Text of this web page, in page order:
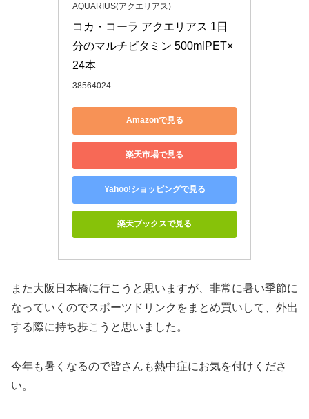
AQUARIUS(アクエリアス)
コカ・コーラ アクエリアス 1日
分のマルチビタミン 500mlPET×
24本
38564024
Amazonで見る
楽天市場で見る
Yahoo!ショッピングで見る
楽天ブックスで見る
また大阪日本橋に行こうと思いますが、非常に暑い季節に
なっていくのでスポーツドリンクをまとめ買いして、外出
する際に持ち歩こうと思いました。
今年も暑くなるので皆さんも熱中症にお気を付けくださ
い。